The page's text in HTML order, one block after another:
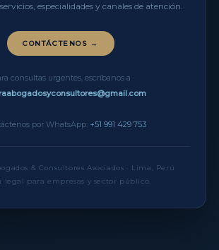
especialidades y canales de atención.
CONTÁCTENOS →
consultas urgentes, escríbanos a
por WhatsApp: +51 991 429 753
& Consultores Asociados · Lima, Perú
legal para empresas y sector público.